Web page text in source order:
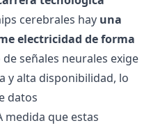
cerebrales hay una
electricidad de forma
señales neurales exige
y alta disponibilidad, lo
datos
medida que estas